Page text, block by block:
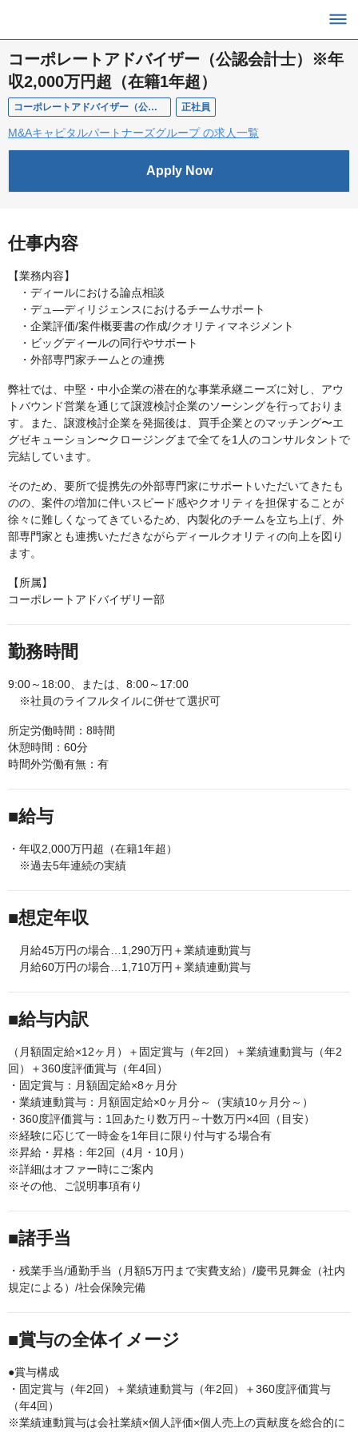
コーポレートアドバイザー（公認会計士）※年
収2,000万円超（在籍1年超）
コーポレートアドバイザー（公認会計士）※年収2,000万円超（在籍1年超） 正社員
M&Aキャピタルパートナーズグループ の求人一覧
Apply Now
仕事内容
【業務内容】
・ディールにおける論点相談
・デュ—ディリジェンスにおけるチームサポート
・企業評価/案件概要書の作成/クオリティマネジメント
・ビッグディールの同行やサポート
・外部専門家チームとの連携
弊社では、中堅・中小企業の潜在的な事業承継ニーズに対し、アウ
トバウンド営業を通じて譲渡検討企業のソーシングを行っておりま
す。また、譲渡検討企業を発掘後は、買手企業とのマッチング〜エ
グゼキューション〜クロージングまで全てを1人のコンサルタントで
完結しています。
そのため、要所で提携先の外部専門家にサポートいただいてきたも
のの、案件の増加に伴いスピード感やクオリティを担保することが
徐々に難しくなってきているため、内製化のチームを立ち上げ、外
部専門家とも連携いただきながらディールクオリティの向上を図り
ます。
【所属】
コーポレートアドバイザリー部
勤務時間
9:00～18:00、または、8:00～17:00
※社員のライフルタイルに併せて選択可
所定労働時間：8時間
休憩時間：60分
時間外労働有無：有
■給与
・年収2,000万円超（在籍1年超）
※過去5年連続の実績
■想定年収
月給45万円の場合…1,290万円＋業績連動賞与
月給60万円の場合…1,710万円＋業績連動賞与
■給与内訳
（月額固定給×12ヶ月）＋固定賞与（年2回）＋業績連動賞与（年2
回）＋360度評価賞与（年4回）
・固定賞与：月額固定給×8ヶ月分
・業績連動賞与：月額固定給×0ヶ月分～（実績10ヶ月分～）
・360度評価賞与：1回あたり数万円～十数万円×4回（目安）
※経験に応じて一時金を1年目に限り付与する場合有
※昇給・昇格：年2回（4月・10月）
※詳細はオファー時にご案内
※その他、ご説明事項有り
■諸手当
・残業手当/通勤手当（月額5万円まで実費支給）/慶弔見舞金（社内
規定による）/社会保険完備
■賞与の全体イメージ
●賞与構成
・固定賞与（年2回）＋業績連動賞与（年2回）＋360度評価賞与
（年4回）
※業績連動賞与は会社業績×個人評価×個人売上の貢献度を総合的に